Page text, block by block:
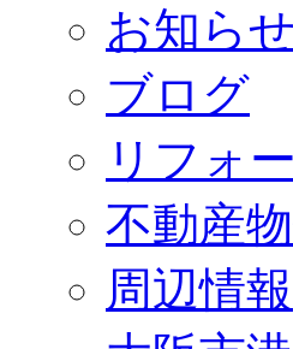
お知らせ
ブログ
リフォ
不動産
周辺情報